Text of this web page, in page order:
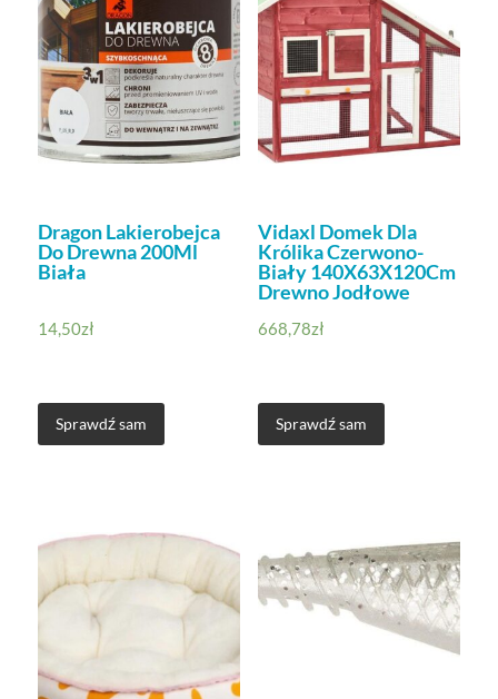
Dragon Lakierobejca
Do Drewna 200Ml
Biała
14,50zł
Sprawdź sam
Vidaxl Domek Dla
Królika Czerwono-
Biały 140X63X120Cm
Drewno Jodłowe
668,78zł
Sprawdź sam